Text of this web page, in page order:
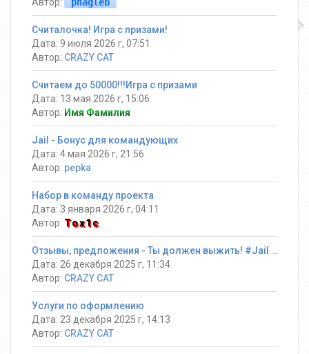
Считалочка! Игра с призами!
Дата: 9 июля 2026 г, 07:51
Автор: CRAZY CAT
Считаем до 50000!!!Игра с призами
Дата: 13 мая 2026 г, 15:06
Автор: Имя Фамилия
Jail - Бонус для командующих
Дата: 4 мая 2026 г, 21:56
Автор: pepka
Набор в команду проекта
Дата: 3 января 2026 г, 04:11
Автор: Tox1c
Дата: 26 декабря 2025 г, 11:34
Автор: CRAZY CAT
Услуги по оформлению
Дата: 23 декабря 2025 г, 14:13
Автор: CRAZY CAT